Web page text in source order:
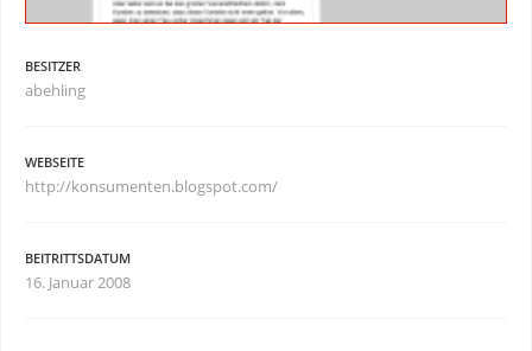
BESITZER
abehling
WEBSEITE
http://konsumenten.blogspot.com/
BEITRITTSDATUM
16. Januar 2008